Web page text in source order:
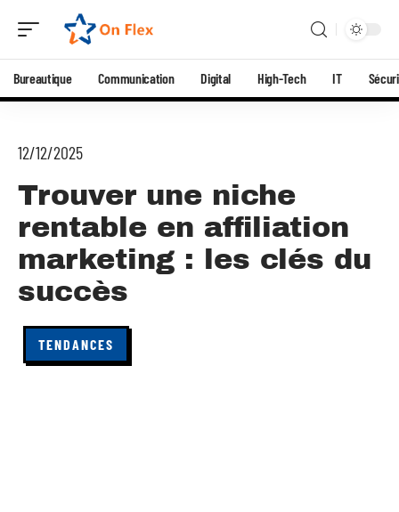
Bureautique Communication Digital High-Tech IT
12/12/2025
Trouver une niche
rentable en affiliation
marketing : les clés du
succès
TENDANCES